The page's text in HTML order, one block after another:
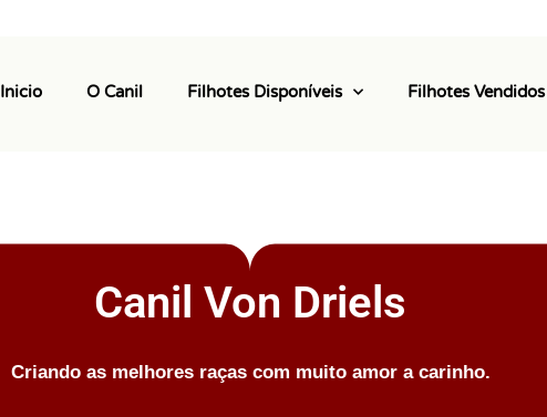
Inicio O Canil Filhotes Disponíveis Filhotes Vendidos
Canil Von Driels
Criando as melhores raças com muito amor a carinho.